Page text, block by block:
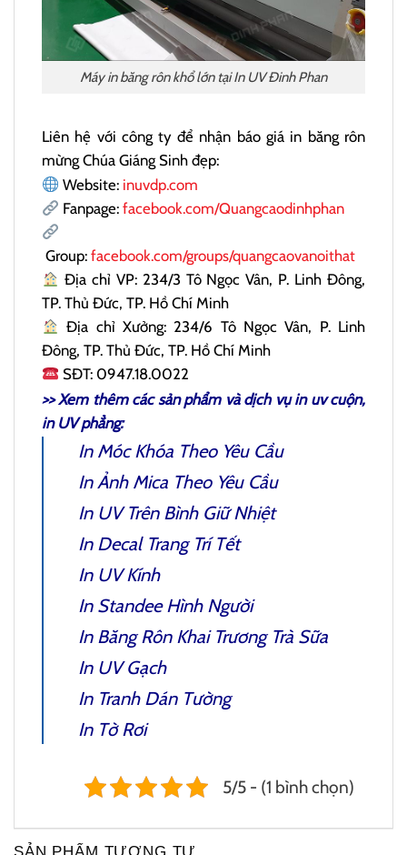
Máy in băng rôn khổ lớn tại In UV Đinh Phan
Liên hệ với công ty để nhận báo giá in băng rôn
mừng Chúa Giáng Sinh đẹp:
Website: inuvdp.com
Fanpage: facebook.com/Quangcaodinhphan
Group: facebook.com/groups/quangcaovanoithat
Địa chỉ VP: 234/3 Tô Ngọc Vân, P. Linh Đông,
TP. Thủ Đức, TP. Hồ Chí Minh
Địa chỉ Xưởng: 234/6 Tô Ngọc Vân, P. Linh
Đông, TP. Thủ Đức, TP. Hồ Chí Minh
SĐT: 0947.18.0022
>> Xem thêm các sản phẩm và dịch vụin uv cuộn,
in UV phẳng:
In Móc Khóa Theo Yêu Cầu
In Ảnh MicaTheo Yêu Cầu
In UV Trên Bình Giữ Nhiệt
In Decal Trang Trí Tết
In UV Kính
In Standee Hình Người
In Băng Rôn Khai Trương Trà Sữa
In UV Gạch
In Tranh Dán Tường
In Tờ Rơi
5/5 - (1 bình chọn)
SẢN PHẨM TƯƠNG TỰ